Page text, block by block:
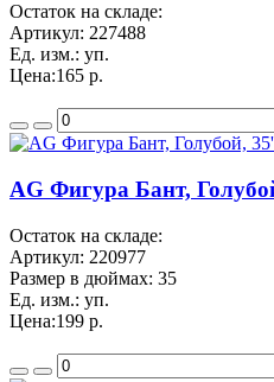
Остаток на складе:
Артикул: 227488
Ед. изм.: уп.
Цена:165 р.
AG Фигура Бант,
Остаток на складе:
Артикул: 220977
Размер в дюймах: 35
Ед. изм.: уп.
Цена:199 р.